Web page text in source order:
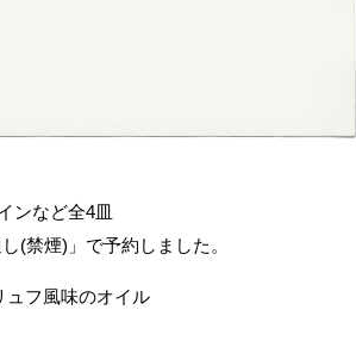
ンなど全4皿
(禁煙)」で予約しました。
フ風味のオイル